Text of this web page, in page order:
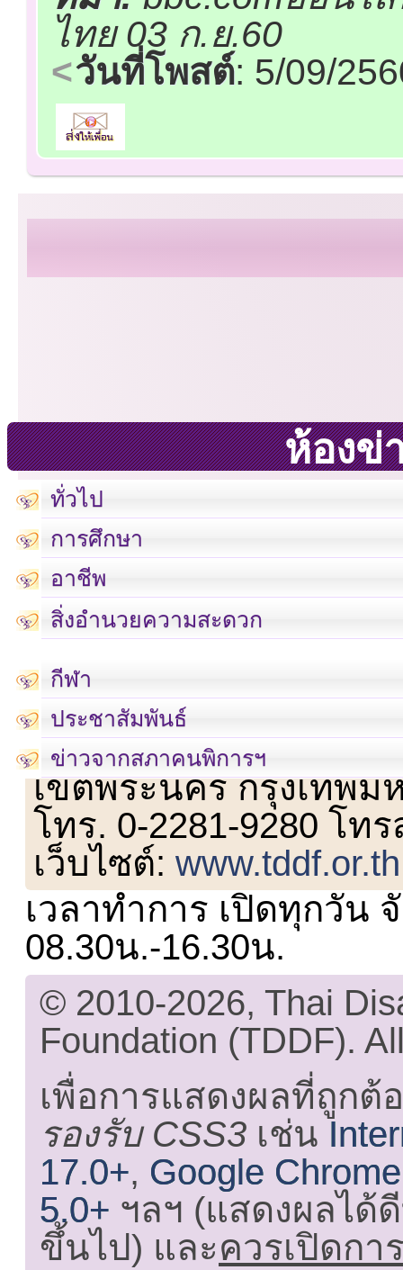
ไทย 03 ก.ย.60
วันที่โพสต์: 5/09/
ห้องข่
ทั่วไป
การศึกษา
อาชีพ
สิ่งอำนวยความสะดวก
กีฬา
ประชาสัมพันธ์
ข่าวจากสภาคนพิการฯ
เลขที่ 23 ชั้น 2 ถนนวิ
เขตพระนคร กรุงเทพม
โทร. 0-2281-9280 โท
เว็บไซต์:www.tddf.or.th
เวลาทำการ เปิดทุกวัน
08.30น.-16.30น.
© 2010-2026, Thai
Foundation (TDDF).
เพื่อการแสดงผลที่ถูกต้
รองรับ CSS3 เช่น
17.0+, Google
5.0+ ฯลฯ (แสดงผลได้
ขึ้นไป) และควรเปิดกา